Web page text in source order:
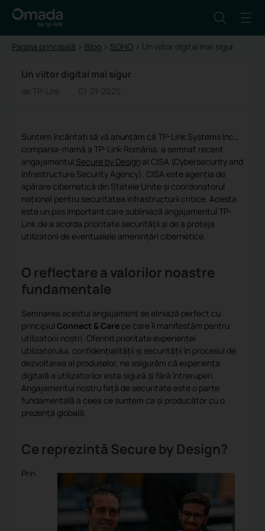
Pagina principală > Blog > SOHO > Un viitor digital mai sigur
Un viitor digital mai sigur
de TP-Link 01-21-2025
Suntem încântați să vă anunțăm că TP-Link Systems Inc.,
compania-mamă a TP-Link România, a semnat recent
angajamentul Secure by Design al CISA (Cybersecurity and
Infrastructure Security Agency). CISA este agenția de
apărare cibernetică din Statele Unite și coordonatorul
național pentru securitatea infrastructurii critice. Acesta
este un pas important care subliniază angajamentul TP-
Link de a acorda prioritate securității și de a proteja
utilizatorii de eventualele amenințări cibernetice.
O reflectare a valorilor noastre
fundamentale
Semnarea acestui angajament se aliniază perfect cu
principiul Connect & Carepe care îl manifestăm pentru
utilizatorii noștri. Oferind prioritate experienței
utilizatorului, confidențialității și securității în procesul de
dezvoltarea al produselor, ne asigurăm că experiența
digitală a utilizatorilor este sigură și fără întreruperi.
Angajamentul nostru față de securitate este o parte
fundamentală a ceea ce suntem ca și producător cu o
prezență globală.
Ce reprezintă Secure by Design?
Prin